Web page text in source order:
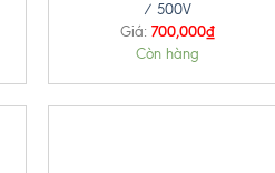
/ 500V
Giá: 700,000₫
Còn hàng